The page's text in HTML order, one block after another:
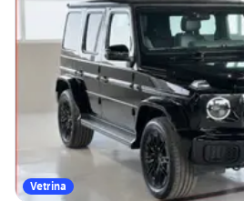
Vetrina